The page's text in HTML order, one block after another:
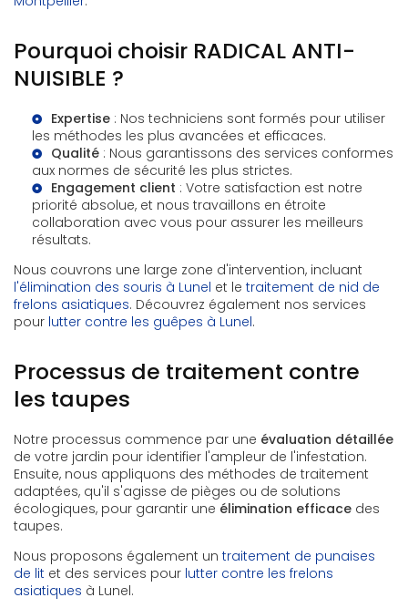
Pourquoi choisir RADICAL ANTI-
NUISIBLE ?
Expertise : Nos techniciens sont formés pour utiliser
les méthodes les plus avancées et efficaces.
Qualité : Nous garantissons des services conformes
aux normes de sécurité les plus strictes.
Engagement client : Votre satisfaction est notre
priorité absolue, et nous travaillons en étroite
collaboration avec vous pour assurer les meilleurs
résultats.
Nous couvrons une large zone d'intervention, incluant
l'élimination des souris à Lunel et le traitement de nid de
frelons asiatiques. Découvrez également nos services
pour lutter contre les guêpes à Lunel.
Processus de traitement contre
les taupes
Notre processus commence par une évaluation détaillée
de votre jardin pour identifier l'ampleur de l'infestation.
Ensuite, nous appliquons des méthodes de traitement
adaptées, qu'il s'agisse de pièges ou de solutions
écologiques, pour garantir une élimination efficace des
taupes.
Nous proposons également un traitement de punaises
de lit et des services pour lutter contre les frelons
asiatiques à Lunel.